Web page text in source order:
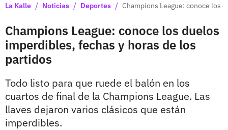
La Kalle / Noticias / Deportes / Champions League: conoce los
Champions League: conoce los duelos
imperdibles, fechas y horas de los
partidos
Todo listo para que ruede el balón en los
cuartos de final de la Champions League. Las
llaves dejaron varios clásicos que están
imperdibles.